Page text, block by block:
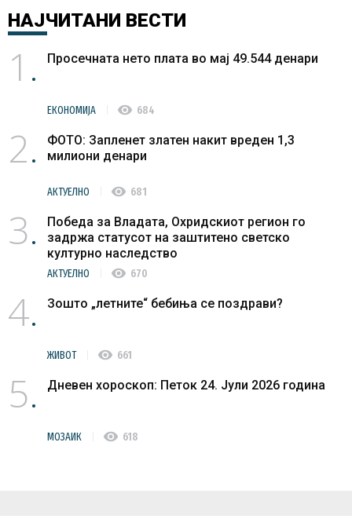
НАЈЧИТАНИ ВЕСТИ
1 Просечната нето плата во мај 49.544 денари
ЕКОНОМИЈА visibility 684
2
ФОТО: Запленет златен накит вреден 1,3
милиони денари
АКТУЕЛНО visibility 681
3
Победа за Владата, Охридскиот регион го
задржа статусот на заштитено светско
културно наследство
АКТУЕЛНО visibility 670
4 Зошто „летните“ бебиња се поздрави?
ЖИВОТ visibility 661
5 Дневен хороскоп: Петок 24. Јули 2026 година
МОЗАИК visibility 618